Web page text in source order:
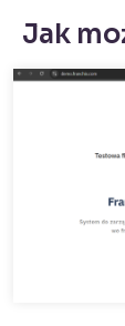
Jak